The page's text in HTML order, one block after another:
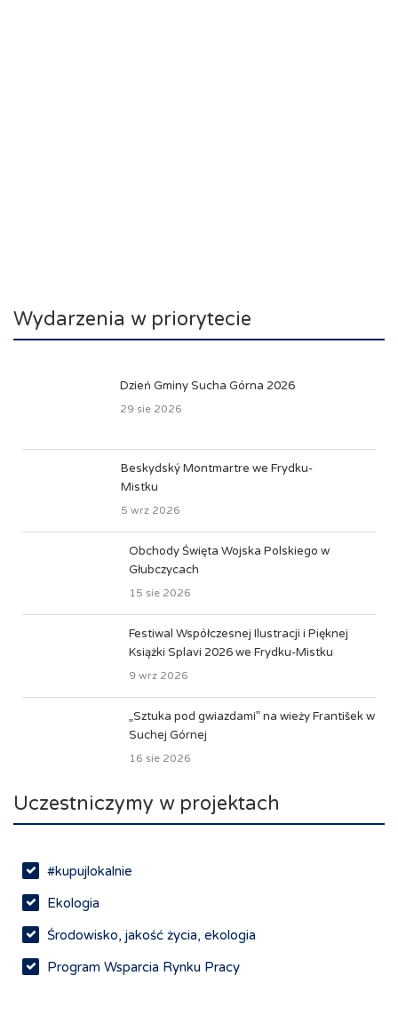
Wydarzenia w priorytecie
Dzień Gminy Sucha Górna 2026
29 sie 2026
Beskydský Montmartre we Frydku-
Mistku
5 wrz 2026
Obchody Święta Wojska Polskiego w
Głubczycach
15 sie 2026
Festiwal Współczesnej Ilustracji i Pięknej
Książki Splavi 2026 we Frydku-Mistku
9 wrz 2026
„Sztuka pod gwiazdami” na wieży František w
Suchej Górnej
16 sie 2026
Uczestniczymy w projektach
#kupujlokalnie
Ekologia
Środowisko, jakość życia, ekologia
Program Wsparcia Rynku Pracy